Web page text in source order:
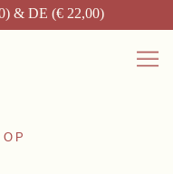
& DE (€ 22,00)